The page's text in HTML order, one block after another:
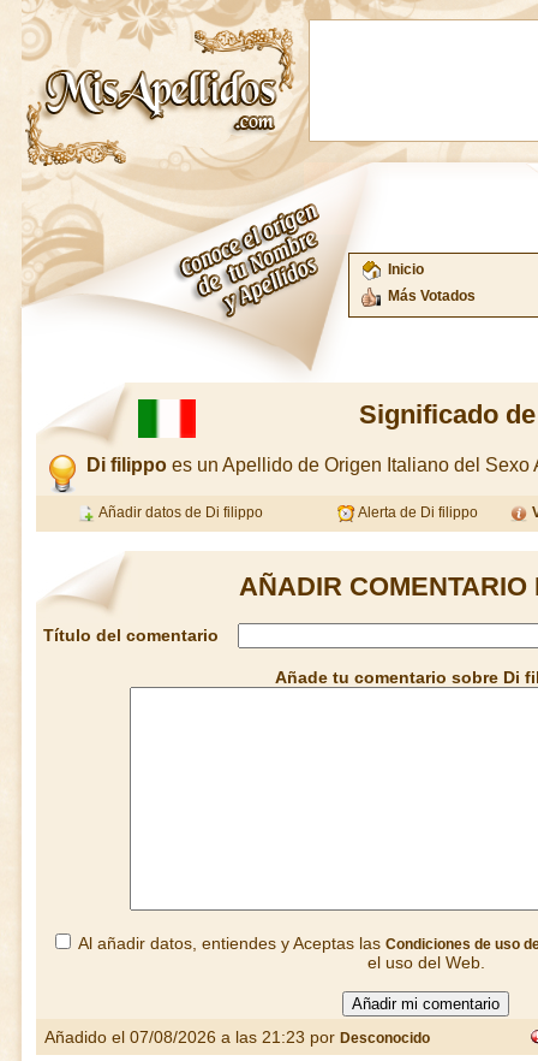
Inicio
Más Votados
Significado
Di filippo es un Apellido de Origen Italiano del Sexo
Añadir datos de Di filippo Alerta de Di filippo
AÑADIR COMENTARIO
Título del comentario
Añade tu comentario sobre Di
Al añadir datos, entiendes y Aceptas las Condiciones de uso
el uso del Web.
Añadido el 07/08/2026 a las 21:23 por Desconocido